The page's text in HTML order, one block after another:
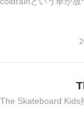
The Skateboard Kids